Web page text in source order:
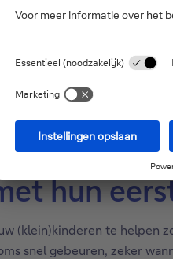
bullet­formule, waarbij de
en omslachtige
bedroeg 9 jaar. De
leningen die gekoppeld
lening. Op die manier
hun
(klein)kinderen te helpen
snel gebeuren, zeker